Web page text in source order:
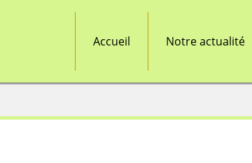
Accueil Notre actualité